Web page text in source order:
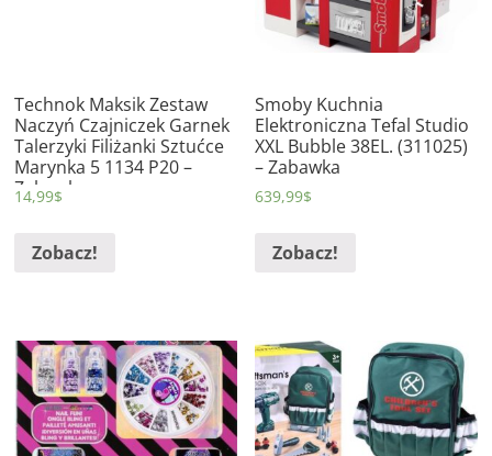
Technok Maksik Zestaw
Naczyń Czajniczek Garnek
Talerzyki Filiżanki Sztućce
Marynka 5 1134 P20 –
Zabawka
14,99$
Zobacz!
Smoby Kuchnia
Elektroniczna Tefal Studio
XXL Bubble 38EL. (311025)
– Zabawka
639,99$
Zobacz!